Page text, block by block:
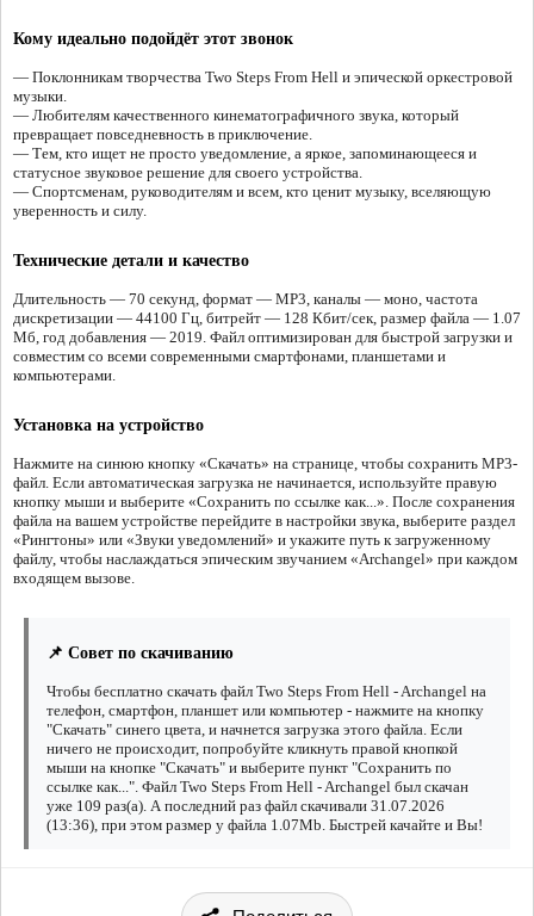
Кому идеально подойдёт этот звонок
— Поклонникам творчества Two Steps From Hell и эпической оркестровой
музыки.
— Любителям качественного кинематографичного звука, который
превращает повседневность в приключение.
— Тем, кто ищет не просто уведомление, а яркое, запоминающееся и
статусное звуковое решение для своего устройства.
— Спортсменам, руководителям и всем, кто ценит музыку, вселяющую
уверенность и силу.
Технические детали и качество
Длительность — 70 секунд, формат — MP3, каналы — моно, частота
дискретизации — 44100 Гц, битрейт — 128 Кбит/сек, размер файла — 1.07
Мб, год добавления — 2019. Файл оптимизирован для быстрой загрузки и
совместим со всеми современными смартфонами, планшетами и
компьютерами.
Установка на устройство
Нажмите на синюю кнопку «Скачать» на странице, чтобы сохранить MP3-
файл. Если автоматическая загрузка не начинается, используйте правую
кнопку мыши и выберите «Сохранить по ссылке как...». После сохранения
файла на вашем устройстве перейдите в настройки звука, выберите раздел
«Рингтоны» или «Звуки уведомлений» и укажите путь к загруженному
файлу, чтобы наслаждаться эпическим звучанием «Archangel» при каждом
входящем вызове.
📌 Совет по скачиванию
Чтобы бесплатно скачать файл Two Steps From Hell - Archangel на
телефон, смартфон, планшет или компьютер - нажмите на кнопку
"Скачать" синего цвета, и начнется загрузка этого файла. Если
ничего не происходит, попробуйте кликнуть правой кнопкой
мыши на кнопке "Скачать" и выберите пункт "Сохранить по
ссылке как...". Файл Two Steps From Hell - Archangel был скачан
уже 109 раз(а). А последний раз файл скачивали 31.07.2026
(13:36), при этом размер у файла 1.07Mb. Быстрей качайте и Вы!